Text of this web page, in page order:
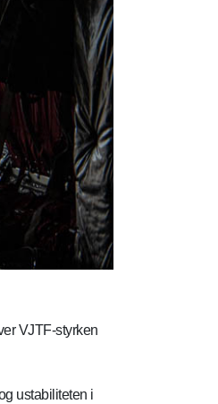
VJTF-styrken
ustabiliteten i